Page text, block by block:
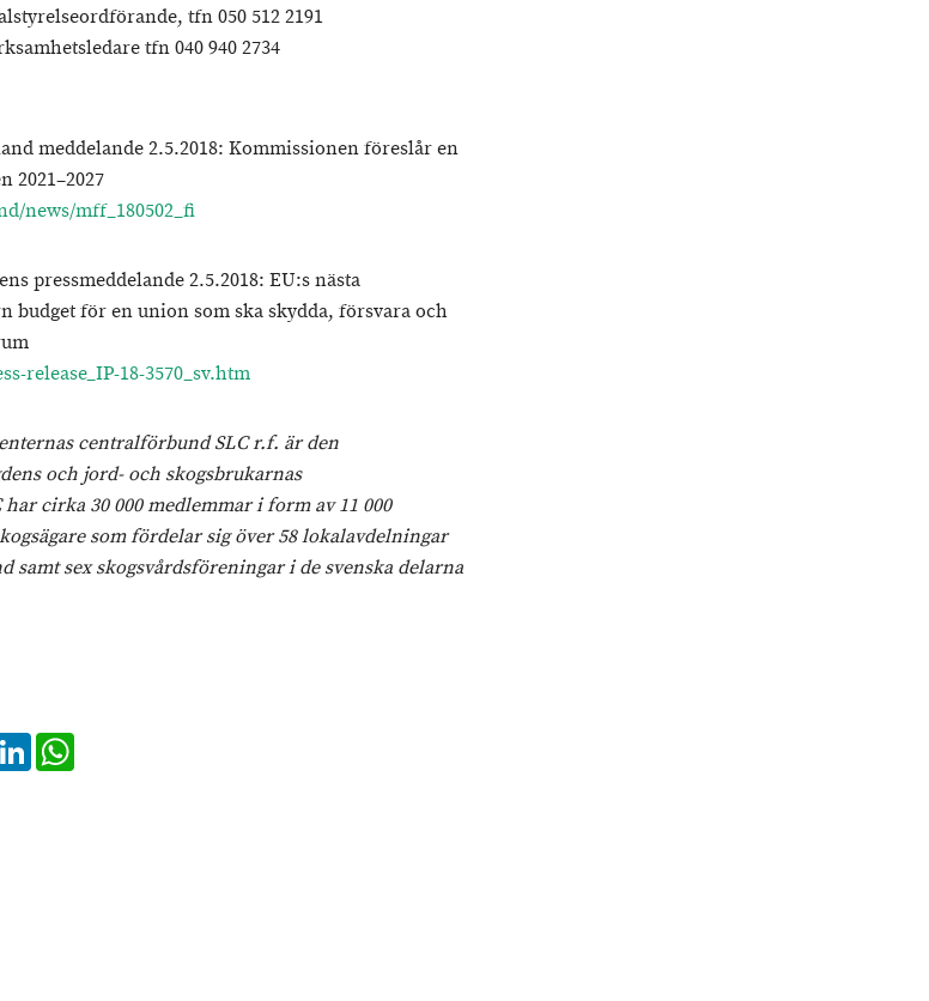
tfn 050 512 2191
tfn 040 940 2734
meddelande 2.5.2018: Kommissionen föreslår en
2021–2027
news/mff_180502_fi
pressmeddelande 2.5.2018: EU:s nästa
budget för en union som ska skydda, försvara och
release_IP-18-3570_sv.htm
centralförbund SLC r.f. är den
och jord- och skogsbrukarnas
cirka 30 000 medlemmar i form av 11 000
som fördelar sig över 58 lokalavdelningar
samt sex skogsvårdsföreningar i de svenska delarna
LinkedIn